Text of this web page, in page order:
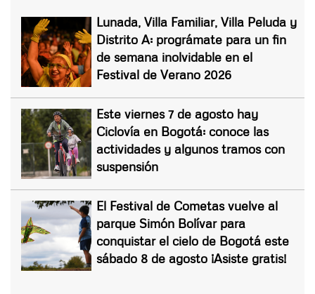
Lunada, Villa Familiar, Villa Peluda y
Distrito A: prográmate para un fin
de semana inolvidable en el
Festival de Verano 2026
Este viernes 7 de agosto hay
Ciclovía en Bogotá: conoce las
actividades y algunos tramos con
suspensión
El Festival de Cometas vuelve al
parque Simón Bolívar para
conquistar el cielo de Bogotá este
sábado 8 de agosto ¡Asiste gratis!